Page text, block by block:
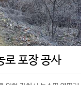
로 포장 공사